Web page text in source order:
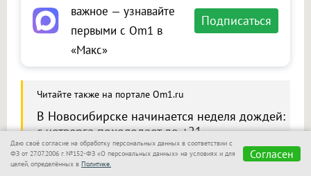
важное — узнавайте
первыми с Om1 в
«Макс»
Подписаться
Читайте также на портале Om1.ru
В Новосибирске начинается неделя дождей:
с четверга похолодает до +21
Даю своё согласие на обработку персональных данных в соответствии с
ФЗ от 27.07.2006 г. №152-ФЗ «О персональных данных» на условиях и для
целей, определённых в Политике.
Согласен